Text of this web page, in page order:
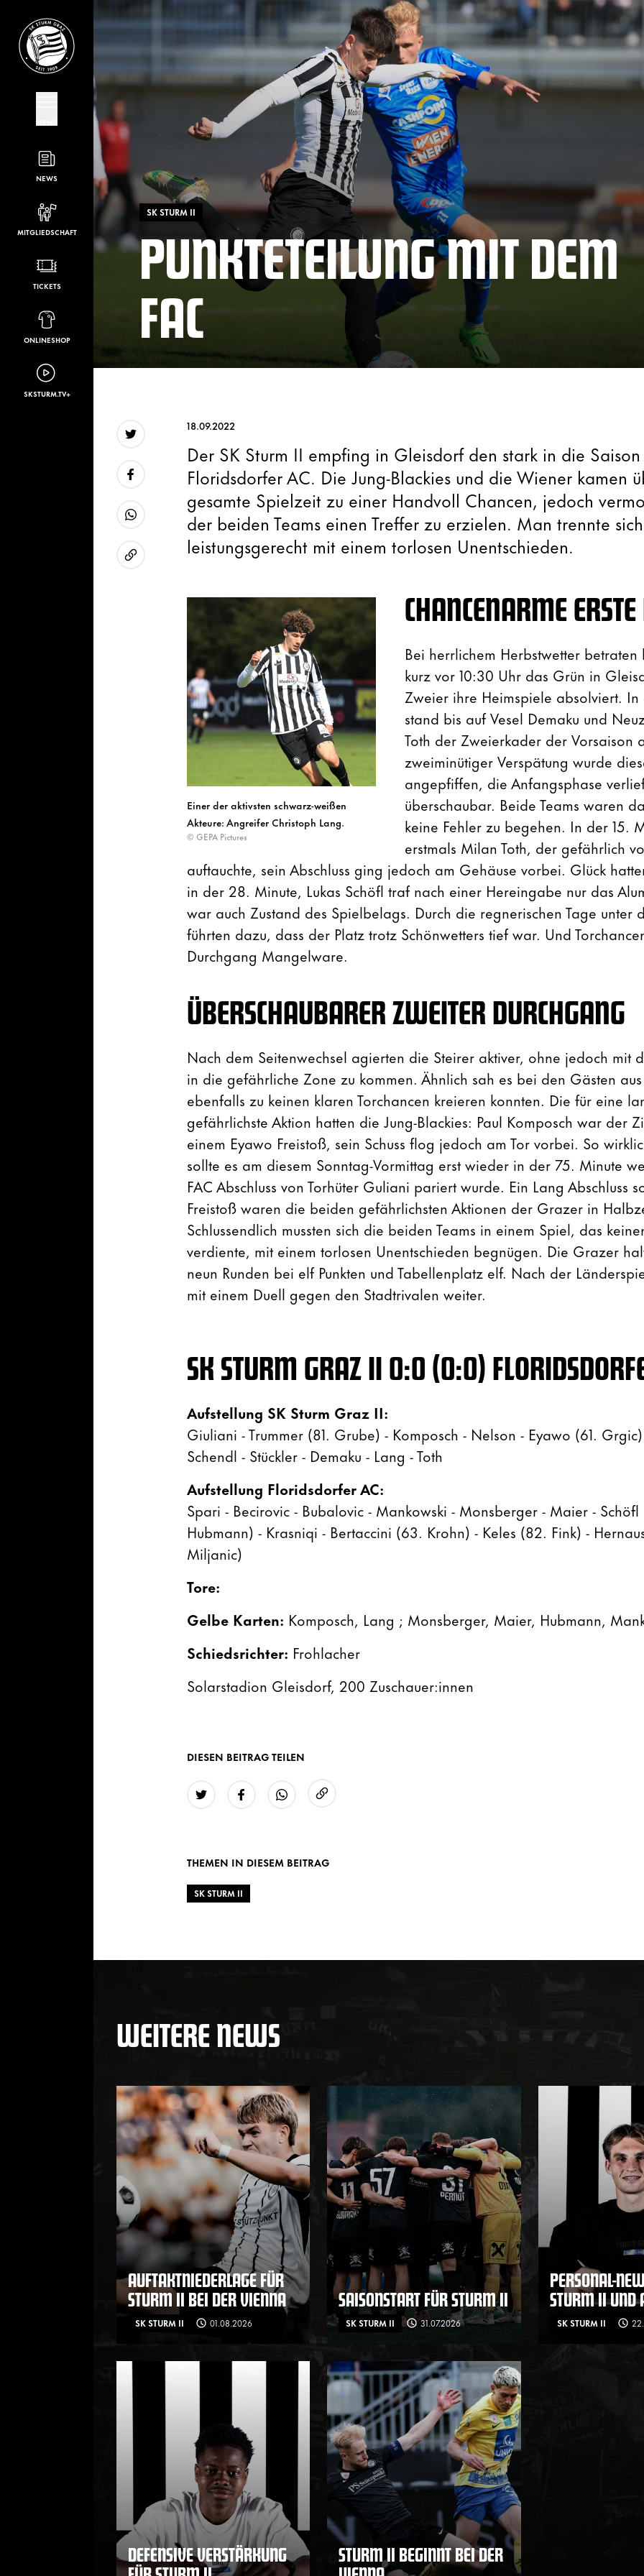
NEWS
MITGLIEDSCHAFT
TICKETS
ONLINESHOP
SKSTURM.TV+
SK STURM II
PUNKTETEILUNG MIT DEM
FAC
18.09.2022
Der SK Sturm II empfing in Gleisdorf den stark in die
Floridsdorfer AC. Die Jung-Blackies und die Wiener kamen
gesamte Spielzeit zu einer Handvoll Chancen, jedoch
der beiden Teams einen Treffer zu erzielen. Man trennte sich
leistungsgerecht mit einem torlosen Unentschieden.
Einer der aktivsten schwarz-weißen
Akteure: Angreifer Christoph Lang.
© GEPA Pictures
CHANCENARME
Bei herrlichem Herbstwetter betraten
kurz vor 10:30 Uhr das Grün in
Zweier ihre Heimspiele absolviert. In
stand bis auf Vesel Demaku und
Toth der Zweierkader der Vorsaison
zweiminütiger Verspätung wurde
angepfiffen, die Anfangsphase
überschaubar. Beide Teams waren
keine Fehler zu begehen. In der 15.
erstmals Milan Toth, der gefährlich
auftauchte, sein Abschluss ging jedoch am Gehäuse vorbei. Glück
in der 28. Minute, Lukas Schöfl traf nach einer Hereingabe nur das
war auch Zustand des Spielbelags. Durch die regnerischen Tage unter
führten dazu, dass der Platz trotz Schönwetters tief war. Und
Durchgang Mangelware.
ÜBERSCHAUBARER ZWEITER DURCHGANG
Nach dem Seitenwechsel agierten die Steirer aktiver, ohne jedoch mit
in die gefährliche Zone zu kommen. Ähnlich sah es bei den Gästen
ebenfalls zu keinen klaren Torchancen kreieren konnten. Die für eine
gefährlichste Aktion hatten die Jung-Blackies: Paul Komposch war der
einem Eyawo Freistoß, sein Schuss flog jedoch am Tor vorbei. So
sollte es am diesem Sonntag-Vormittag erst wieder in der 75. Minute
FAC Abschluss von Torhüter Guliani pariert wurde. Ein Lang Abschluss
Freistoß waren die beiden gefährlichsten Aktionen der Grazer in
Schlussendlich mussten sich die beiden Teams in einem Spiel, das
verdiente, mit einem torlosen Unentschieden begnügen. Die Grazer
neun Runden bei elf Punkten und Tabellenplatz elf. Nach der
mit einem Duell gegen den Stadtrivalen weiter.
SK STURM GRAZ II 0:0 (0:0)
Aufstellung SK Sturm Graz II:
Giuliani - Trummer (81. Grube) - Komposch - Nelson - Eyawo (61.
Schendl - Stückler - Demaku - Lang - Toth
Aufstellung Floridsdorfer AC:
Spari - Becirovic - Bubalovic - Mankowski - Monsberger - Maier -
Hubmann) - Krasniqi - Bertaccini (63. Krohn) - Keles (82. Fink) -
Miljanic)
Tore:
Gelbe Karten: Komposch, Lang ; Monsberger, Maier, Hubmann,
Schiedsrichter: Frohlacher
Solarstadion Gleisdorf, 200 Zuschauer:innen
DIESEN BEITRAG TEILEN
THEMEN IN DIESEM BEITRAG
SK STURM II
WEITERE NEWS
AUFTAKTNIEDERLAGE FÜR
STURM II BEI DER VIENNA
SK STURM II 01.08.2026
SAISONSTART FÜR STURM II
SK STURM II 31.07.2026
PERSONAL-
STURM II UND
SK STURM II
DEFENSIVE VERSTÄRKUNG
STURM II BEGINNT BEI DER